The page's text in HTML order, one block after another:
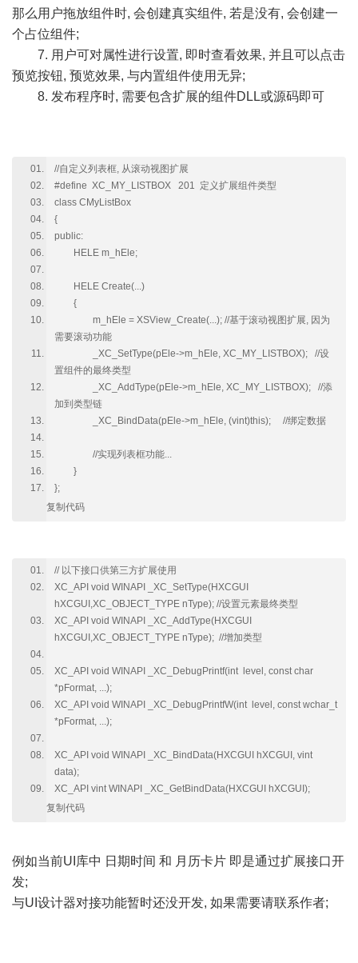
那么用户拖放组件时, 会创建真实组件, 若是没有, 会创建一
个占位组件;
7. 用户可对属性进行设置, 即时查看效果, 并且可以点击
预览按钮, 预览效果, 与内置组件使用无异;
8. 发布程序时, 需要包含扩展的组件DLL或源码即可
//自定义列表框, 从滚动视图扩展
#define XC_MY_LISTBOX 201 定义扩展组件类型
class CMyListBox
{
public:
HELE m_hEle;
HELE Create(...)
{
m_hEle = XSView_Create(...); //基于滚动视图扩展, 因为
需要滚动功能
_XC_SetType(pEle->m_hEle, XC_MY_LISTBOX); //设
置组件的最终类型
_XC_AddType(pEle->m_hEle, XC_MY_LISTBOX); //添
加到类型链
_XC_BindData(pEle->m_hEle, (vint)this); //绑定数据
//实现列表框功能...
}
};
复制代码
// 以下接口供第三方扩展使用
XC_API void WINAPI _XC_SetType(HXCGUI
hXCGUI,XC_OBJECT_TYPE nType); //设置元素最终类型
XC_API void WINAPI _XC_AddType(HXCGUI
hXCGUI,XC_OBJECT_TYPE nType); //增加类型
XC_API void WINAPI _XC_DebugPrintf(int level, const char
*pFormat, ...);
XC_API void WINAPI _XC_DebugPrintfW(int level, const wchar_t
*pFormat, ...);
XC_API void WINAPI _XC_BindData(HXCGUI hXCGUI, vint
data);
XC_API vint WINAPI _XC_GetBindData(HXCGUI hXCGUI);
复制代码
例如当前UI库中 日期时间 和 月历卡片 即是通过扩展接口开
发;
与UI设计器对接功能暂时还没开发, 如果需要请联系作者;